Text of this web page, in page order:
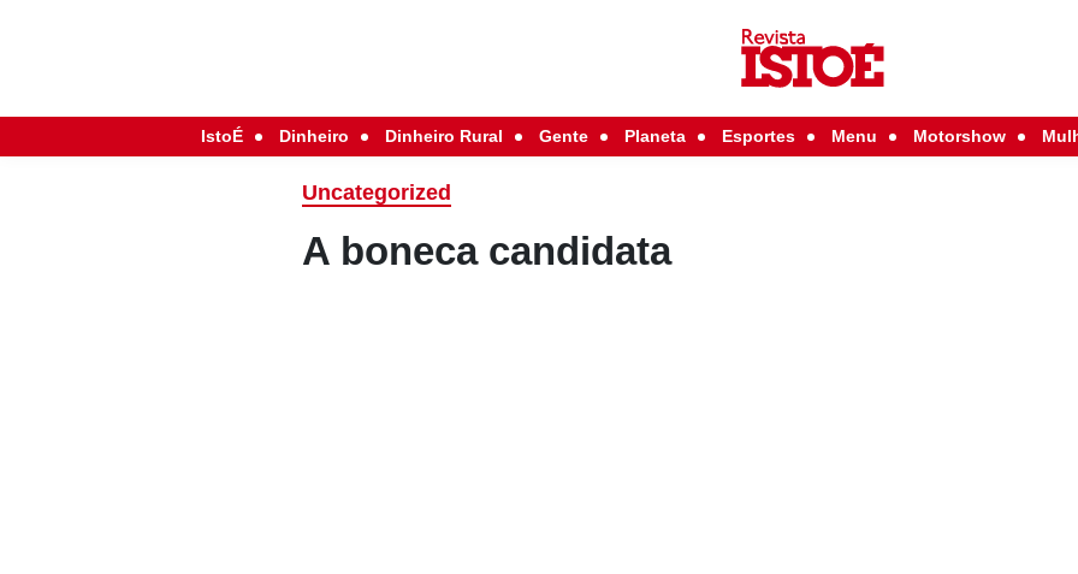
IstoÉ Dinheiro Dinheiro Rural Gente Planeta Esportes Menu Motorshow
Uncategorized
A boneca candidata